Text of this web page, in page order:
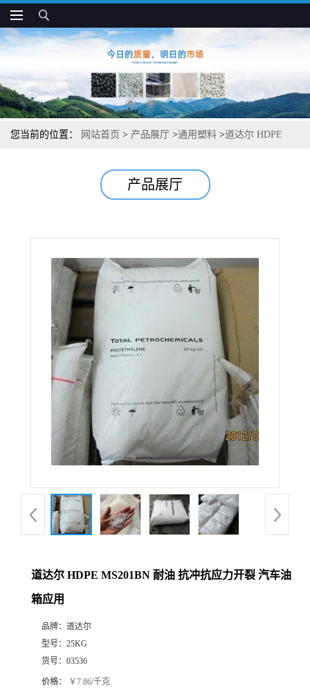
您当前的位置： 网站首页 > 产品展厅 >通用塑料 >道达尔 HDPE
产品展厅
道达尔 HDPE MS201BN 耐油 抗冲抗应力开裂 汽车油
箱应用
品牌： 道达尔
型号： 25KG
货号： 03536
价格： ￥7.86/千克